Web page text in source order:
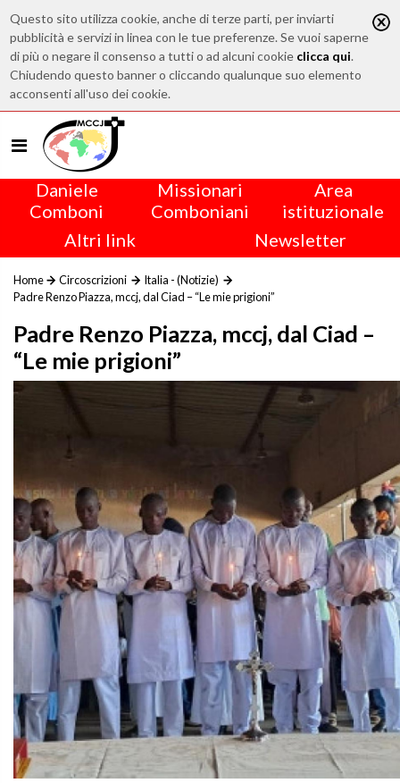
Questo sito utilizza cookie, anche di terze parti, per inviarti
pubblicità e servizi in linea con le tue preferenze. Se vuoi saperne
di più o negare il consenso a tutti o ad alcuni cookie clicca qui.
Chiudendo questo banner o cliccando qualunque suo elemento
acconsenti all'uso dei cookie.
Daniele
Comboni
Missionari
Comboniani
Area
istituzionale
Altri link
Newsletter
Home Circoscrizioni
Italia - (Notizie)
Padre Renzo Piazza, mccj, dal Ciad – “Le mie prigioni”
Padre Renzo Piazza, mccj, dal Ciad –
“Le mie prigioni”